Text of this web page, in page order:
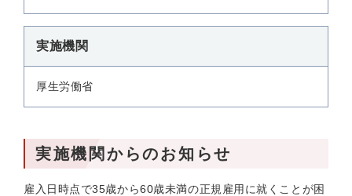
実施機関
厚生労働省
実施機関からのお知らせ
雇入日時点で35歳から60歳未満の正規雇用に就くことが困